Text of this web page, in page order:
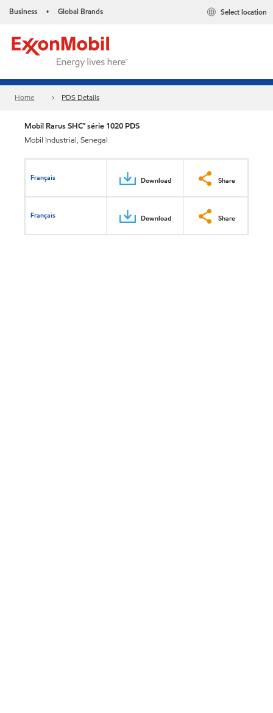
Business • Global Brands Select location
Home PDS Details
Mobil Rarus SHC™ série 1020 PDS
Mobil Industrial, Senegal
Français Download Share
Français Download Share